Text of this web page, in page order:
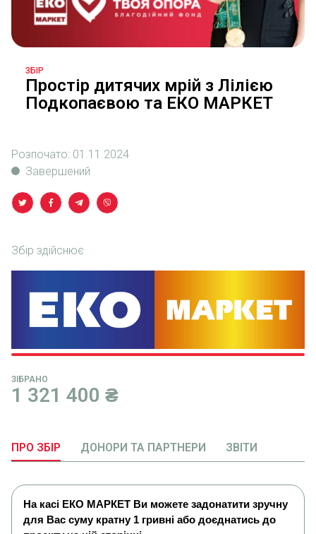
ЗБІР
Простір дитячих мрій з Лілією
Подкопаєвою та ЕКО МАРКЕТ
Розпочато: 01.11.2024
Завершений
Збір здійснює
ЗІБРАНО
1 321 400 ₴
ПРО ЗБІР ДОНОРИ ТА ПАРТНЕРИ ЗВІТИ
На касі ЕКО МАРКЕТ Ви можете задонатити зручну
для Вас суму кратну 1 гривні або доєднатись до